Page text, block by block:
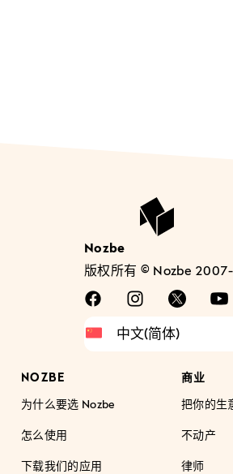
Nozbe
版权所有 © Nozbe
NOZBE
为什么要选 Nozbe
怎么使用
下载我们的应用
商业
把你的生
不动产
律师